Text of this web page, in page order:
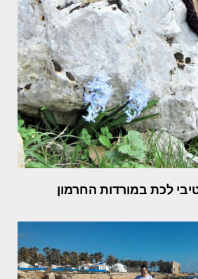
לכת במורדות החרמון